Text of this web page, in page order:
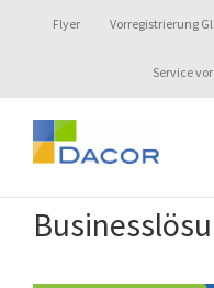
Flyer Vorregistrierung
Service